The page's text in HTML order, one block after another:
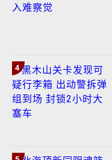
4